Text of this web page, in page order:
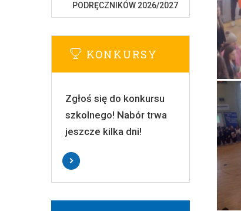
PODRĘCZNIKÓW 2026/2027
KONKURSY
Zgłoś się do konkursu
szkolnego! Nabór trwa
jeszcze kilka dni!